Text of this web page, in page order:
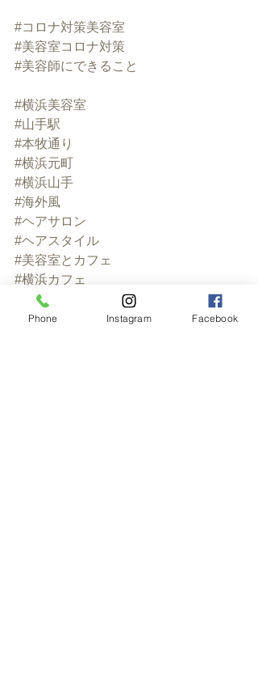
#コロナ対策美容室
#美容室コロナ対策
#美容師にできること
#横浜美容室
#山手駅
#本牧通り
#横浜元町
#横浜山手
#海外風
#ヘアサロン
#ヘアスタイル
#美容室とカフェ
#横浜カフェ
#英国風
#englishavailable
Phone Instagram Facebook